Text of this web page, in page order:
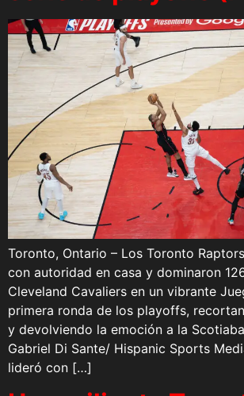
Toronto, Ontario – Los Toronto
con autoridad en casa y dominaron
Cleveland Cavaliers en un vibrante
primera ronda de los playoffs,
y devolviendo la emoción a la
Gabriel Di Sante/ Hispanic Sports
lideró con […]